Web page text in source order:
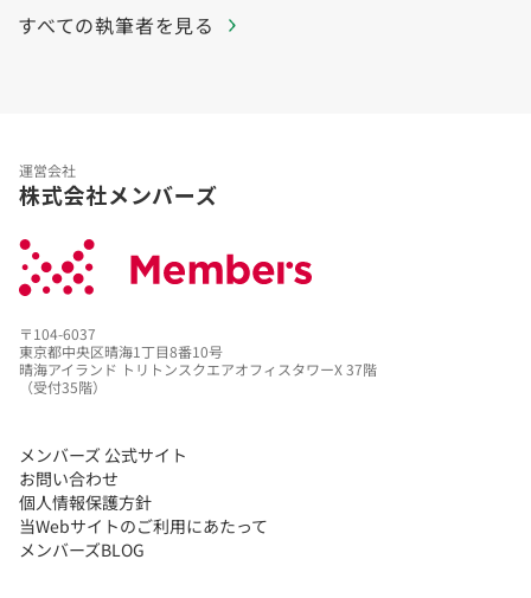
すべての執筆者を見る
運営会社
株式会社メンバーズ
〒104-6037
東京都中央区晴海1丁目8番10号
晴海アイランド トリトンスクエアオフィスタワーX 37階
（受付35階）
メンバーズ 公式サイト
お問い合わせ
個人情報保護方針
当Webサイトのご利用にあたって
メンバーズBLOG